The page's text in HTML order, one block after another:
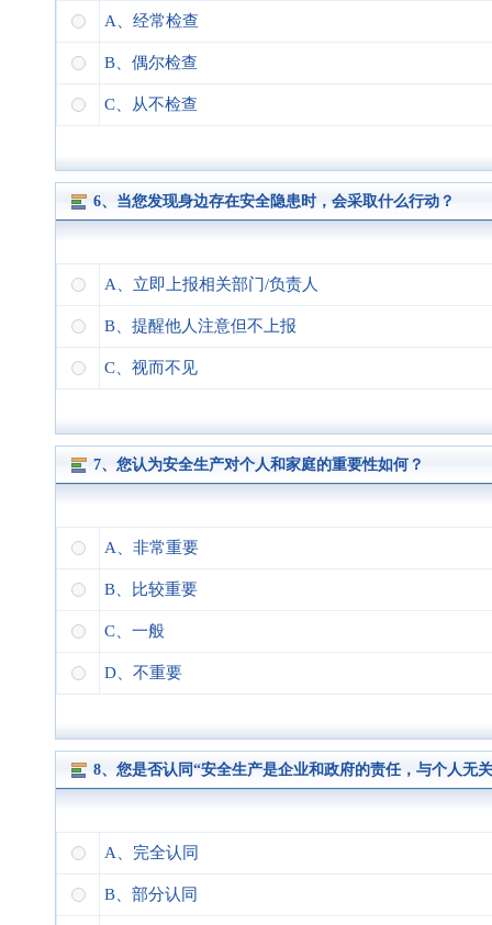
A、经常检查
B、偶尔检查
C、从不检查
6、当您发现身边存在安全隐患时，会采取什么行动？
A、立即上报相关部门/负责人
B、提醒他人注意但不上报
C、视而不见
7、您认为安全生产对个人和家庭的重要性如何？
A、非常重要
B、比较重要
C、一般
D、不重要
8、您是否认同“安全生产是企业和政府的责任，与个人无
A、完全认同
B、部分认同